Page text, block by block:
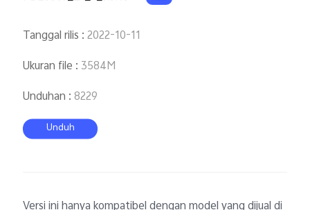
Tanggal rilis :2022-10-11
Ukuran file : 3584M
Unduhan :8229
Unduh